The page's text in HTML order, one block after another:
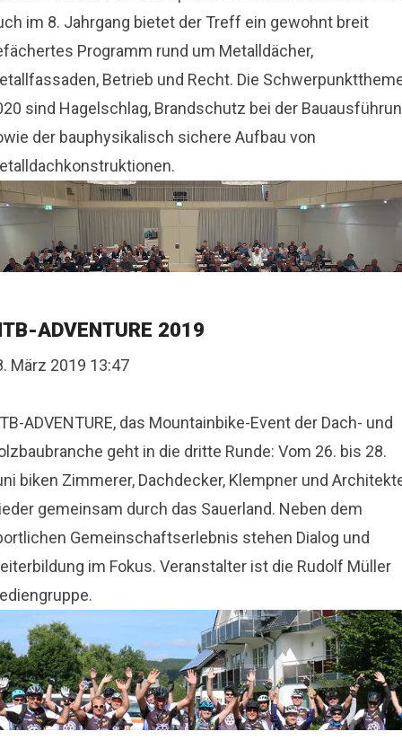
im 8. Jahrgang bietet der Treff ein gewohnt breit
Programm rund um Metalldächer,
Betrieb und Recht. Die
sind Hagelschlag, Brandschutz bei der
der bauphysikalisch sichere Aufbau von
ADVENTURE 2019
März 2019 13:47
ADVENTURE, das Mountainbike-Event der Dach- und
geht in die dritte Runde: Vom 26. bis 28.
biken Zimmerer, Dachdecker, Klempner und
gemeinsam durch das Sauerland. Neben dem
Gemeinschaftserlebnis stehen Dialog und
im Fokus. Veranstalter ist die Rudolf Müller